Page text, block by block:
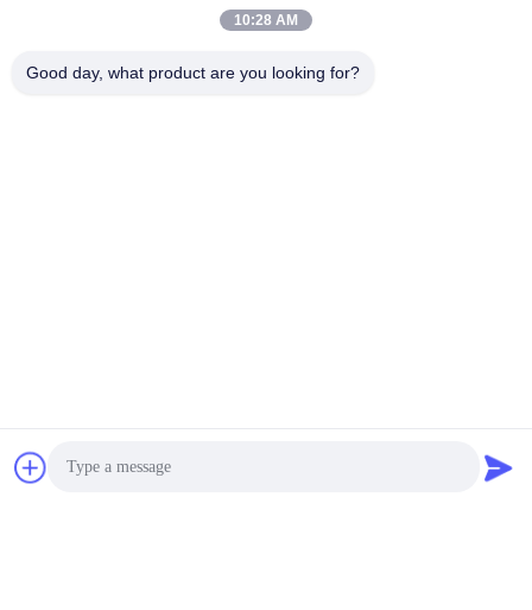
10:28 AM
Good day, what product are you looking for?